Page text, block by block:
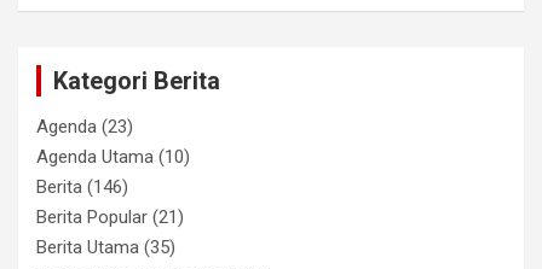
Kategori Berita
Agenda (23)
Agenda Utama (10)
Berita (146)
Berita Popular (21)
Berita Utama (35)